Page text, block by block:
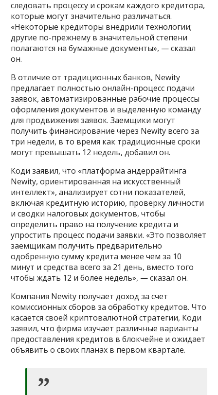
следовать процессу и срокам каждого кредитора,
которые могут значительно различаться.
«Некоторые кредиторы внедрили технологии;
другие по-прежнему в значительной степени
полагаются на бумажные документы», — сказал
он.
В отличие от традиционных банков, Newity
предлагает полностью онлайн-процесс подачи
заявок, автоматизированные рабочие процессы
оформления документов и выделенную команду
для продвижения заявок. Заемщики могут
получить финансирование через Newity всего за
три недели, в то время как традиционные сроки
могут превышать 12 недель, добавил он.
Коди заявил, что «платформа андеррайтинга
Newity, ориентированная на искусственный
интеллект», анализирует сотни показателей,
включая кредитную историю, проверку личности
и сводки налоговых документов, чтобы
определить право на получение кредита и
упростить процесс подачи заявки. «Это позволяет
заемщикам получить предварительно
одобренную сумму кредита менее чем за 10
минут и средства всего за 21 день, вместо того
чтобы ждать 12 и более недель», — сказал он.
Компания Newity получает доход за счет
комиссионных сборов за обработку кредитов. Что
касается своей криптовалютной стратегии, Коди
заявил, что фирма изучает различные варианты
предоставления кредитов в блокчейне и ожидает
объявить о своих планах в первом квартале.